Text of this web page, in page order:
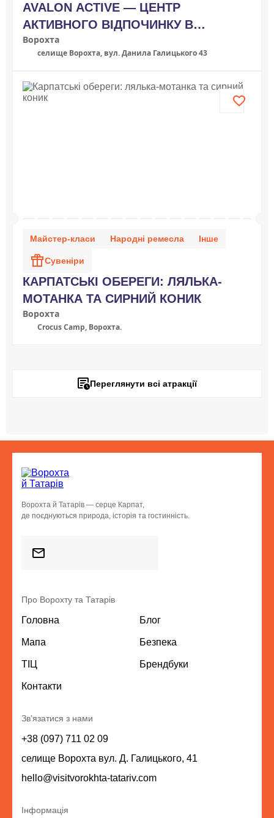
AVALON ACTIVE — ЦЕНТР
АКТИВНОГО ВІДПОЧИНКУ В
КАРПАТАХ
Ворохта
селище Ворохта, вул. Данила Галицького 43
Майстер-класи Народні ремесла Інше
Сувеніри
КАРПАТСЬКІ ОБЕРЕГИ: ЛЯЛЬКА-
МОТАНКА ТА СИРНИЙ КОНИК
Ворохта
Crocus Camp, Ворохта.
Переглянути всі атракції
Ворохта й Татарів — серце Карпат,
де поєднуються природа, історія та гостинність.
Про Ворохту та Татарів
Головна
Мапа
ТІЦ
Контакти
Блог
Безпека
Брендбуки
Зв’язатися з нами
+38 (097) 711 02 09
селище Ворохта вул. Д. Галицького, 41
hello@visitvorokhta-tatariv.com
Інформація